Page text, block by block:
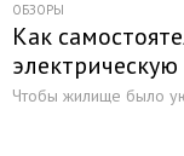
ОБЗОРЫ
Как
Чтобы жилище было